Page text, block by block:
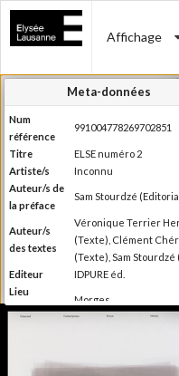
Affichage
Meta-données
Num
référence
991004778269702851
Titre
ELSE numéro 2
Artiste/s
Inconnu
Auteur/s de
la préface
Sam Stourdzé
Auteur/s
des textes
Véronique Terrier
(Texte), Clément
(Texte), Sam Stourdzé
Editeur
IDPURE éd.
Lieu
d'édition
Morges
Production du Musée